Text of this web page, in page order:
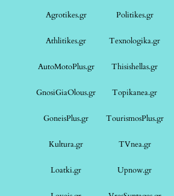
Agrotikes.gr Politikes.gr
Athlitikes.gr Texnologika.gr
AutoMotoPlus.gr Thisishellas.gr
GnosiGiaOlous.gr Topikanea.gr
GoneisPlus.gr TourismosPlus.gr
Kultura.gr TVnea.gr
Loatki.gr Upnow.gr